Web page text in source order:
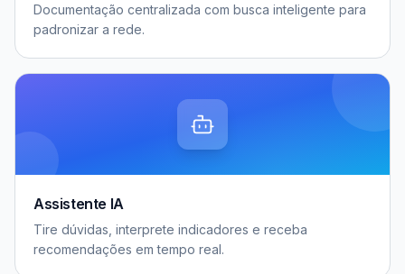
Documentação centralizada com busca inteligente para
padronizar a rede.
Assistente IA
Tire dúvidas, interprete indicadores e receba
recomendações em tempo real.